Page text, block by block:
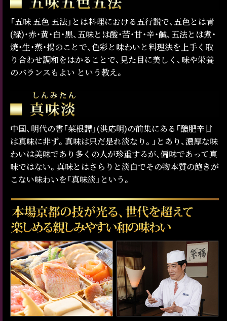
「五味 五色 五法」とは料理における五行説で、五色とは青
(緑)・赤・黄・白・黒、五味とは酸・苦・甘・辛・鹹、五法とは煮・
焼・生・蒸・揚のことで、色彩と味わいと料理法を上手く取
り合わせ調和をはかることで、見た目に美しく、味や栄養
のバランスもよい という教え。
中国、明代の書「菜根譚」(洪応明)の前集にある「醲肥辛甘
は真味に非ず。真味は只だ是れ淡なり。」とあり、濃厚な味
わいは美味であり多くの人が珍重するが、偏味であって真
味ではない。真味とはさらりと淡白でその物本質の飽きが
こない味わいを「真味淡」という。